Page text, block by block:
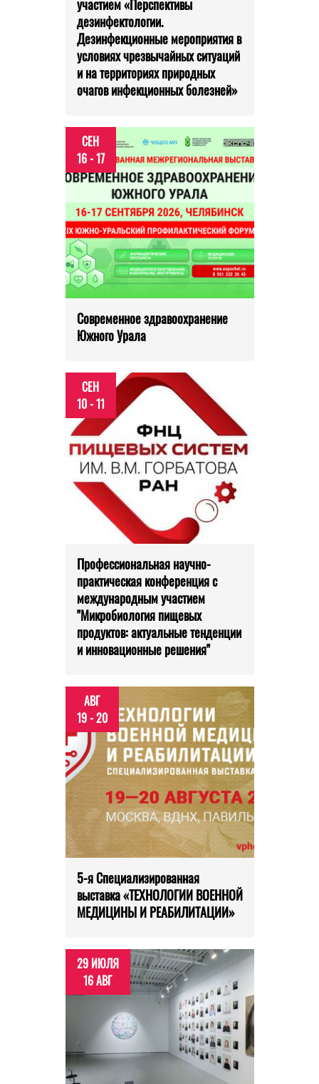
участием «Перспективы
дезинфектологии.
Дезинфекционные мероприятия в
условиях чрезвычайных ситуаций
и на территориях природных
очагов инфекционных болезней»
СЕН
16 - 17
Современное здравоохранение
Южного Урала
СЕН
10 - 11
Профессиональная научно-
практическая конференция с
международным участием
"Микробиология пищевых
продуктов: актуальные тенденции
и инновационные решения"
АВГ
19 - 20
5-я Специализированная
выставка «ТЕХНОЛОГИИ ВОЕННОЙ
МЕДИЦИНЫ И РЕАБИЛИТАЦИИ»
29 ИЮЛЯ
16 АВГ